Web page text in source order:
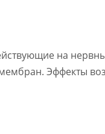
на
Эффекты